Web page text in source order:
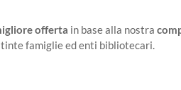
offerta in base alla nostra
famiglie ed enti bibliotecari.